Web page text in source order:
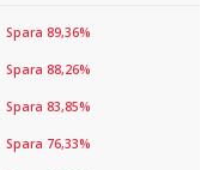
Spara 89,36%
Spara 88,26%
Spara 83,85%
Spara 76,33%